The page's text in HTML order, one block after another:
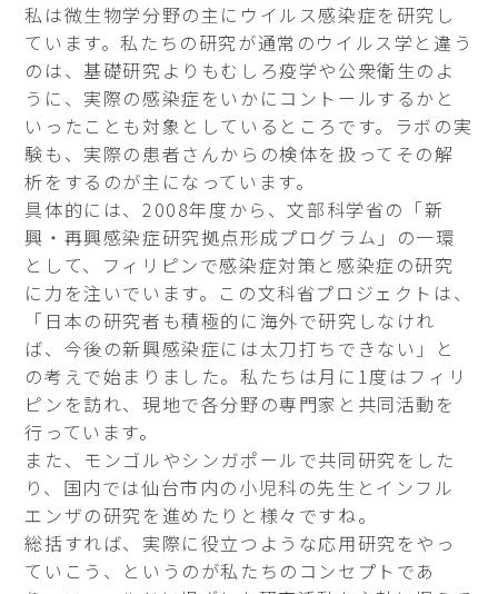
私は微生物学分野の主にウイルス感染症を研究し
ています。私たちの研究が通常のウイルス学と違う
のは、基礎研究よりもむしろ疫学や公衆衛生のよ
うに、実際の感染症をいかにコントールするかと
いったことも対象としているところです。ラボの実
験も、実際の患者さんからの検体を扱ってその解
析をするのが主になっています。
具体的には、2008年度から、文部科学省の「新
興・再興感染症研究拠点形成プログラム」の一環
として、フィリピンで感染症対策と感染症の研究
に力を注いでいます。この文科省プロジェクトは、
「日本の研究者も積極的に海外で研究しなけれ
ば、今後の新興感染症には太刀打ちできない」と
の考えで始まりました。私たちは月に1度はフィリ
ピンを訪れ、現地で各分野の専門家と共同活動を
行っています。
また、モンゴルやシンガポールで共同研究をした
り、国内では仙台市内の小児科の先生とインフル
エンザの研究を進めたりと様々ですね。
総括すれば、実際に役立つような応用研究をやっ
ていこう、というのが私たちのコンセプトであ